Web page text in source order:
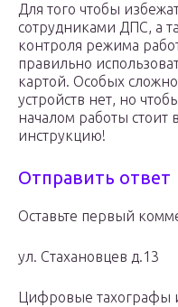
Для того чтобы
сотрудниками ДПС, а
контроля режима
правильно
картой. Особых
устройств нет, но
началом работы стоит
инструкцию!
Отправить ответ
Оставьте первый
ул. Стахановцев д.13
Цифровые тахографы